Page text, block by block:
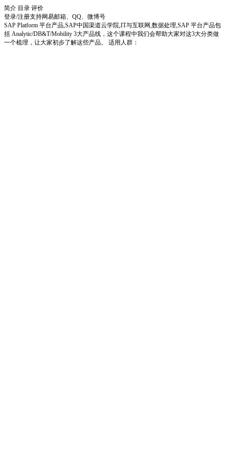
简介 目录 评价
登录/注册支持网易邮箱、QQ、微博号
SAP Platform 平台产品,SAP中国渠道云学院,IT与互联网,数据处理,SAP 平台产品包
括 Analytic/DB&T/Mobility 3大产品线，这个课程中我们会帮助大家对这3大分类做
一个梳理，让大家初步了解这些产品。 适用人群：